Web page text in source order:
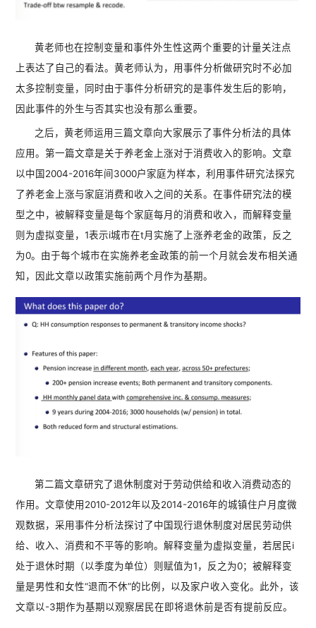
黄老师也在控制变量和事件外生性这两个重要的计量关注点
上表达了自己的看法。黄老师认为，用事件分析做研究时不必加
太多控制变量，同时由于事件分析研究的是事件发生后的影响，
因此事件的外生与否其实也没有那么重要。
之后，黄老师运用三篇文章向大家展示了事件分析法的具体
应用。第一篇文章是关于养老金上涨对于消费收入的影响。文章
以中国2004-2016年间3000户家庭为样本，利用事件研究法探究
了养老金上涨与家庭消费和收入之间的关系。在事件研究法的模
型之中，被解释变量是每个家庭每月的消费和收入，而解释变量
则为虚拟变量，1表示i城市在t月实施了上涨养老金的政策，反之
为0。由于每个城市在实施养老金政策的前一个月就会发布相关通
知，因此文章以政策实施前两个月作为基期。
第二篇文章研究了退休制度对于劳动供给和收入消费动态的
作用。文章使用2010-2012年以及2014-2016年的城镇住户月度微
观数据，采用事件分析法探讨了中国现行退休制度对居民劳动供
给、收入、消费和不平等的影响。解释变量为虚拟变量，若居民i
处于退休时期（以季度为单位）则赋值为1，反之为0；被解释变
量是男性和女性“退而不休”的比例，以及家户收入变化。此外，该
文章以-3期作为基期以观察居民在即将退休前是否有提前反应。